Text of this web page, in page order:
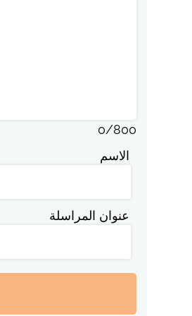
0/800
الاسم
عنوان المراسلة